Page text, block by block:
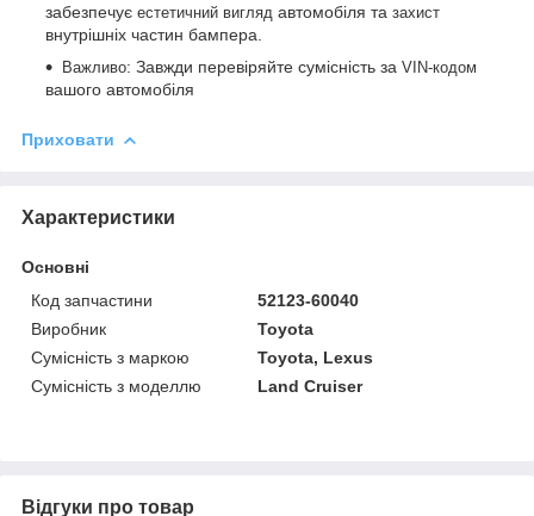
забезпечує естетичний вигляд автомобіля та захист
внутрішніх частин бампера.
Важливо: Завжди перевіряйте сумісність за VIN-кодом
вашого автомобіля
Приховати
Характеристики
Основні
Код запчастини
52123-60040
Виробник
Toyota
Сумісність з маркою
Toyota, Lexus
Сумісність з моделлю
Land Cruiser
Відгуки про товар